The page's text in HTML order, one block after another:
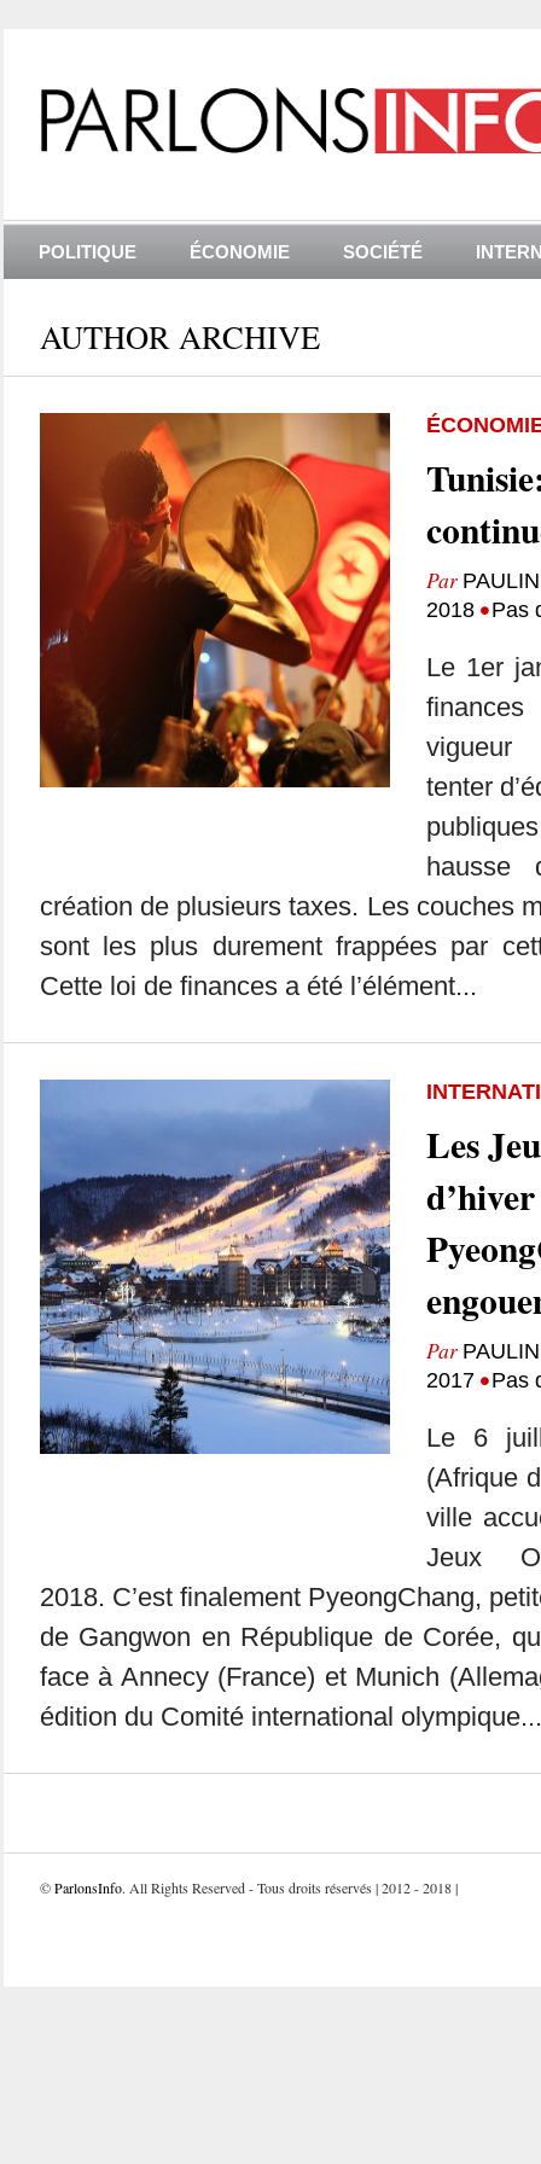
POLITIQUE ÉCONOMIE SOCIÉTÉ
AUTHOR ARCHIVE
Par
2018 •Pas
Le 1er
vigueur
tenter
création de plusieurs taxes. Les couches
sont les plus durement frappées par
Cette loi de finances a été l’élément...
Les
Par
2017 •Pas
Le 6
(Afrique
ville
Jeux
2018. C’est finalement PyeongChang,
de Gangwon en République de Corée,
face à Annecy (France) et Munich
édition du Comité international olympique...
©ParlonsInfo. All Rights Reserved - Tous droits réservés | 2012 - 2018 |